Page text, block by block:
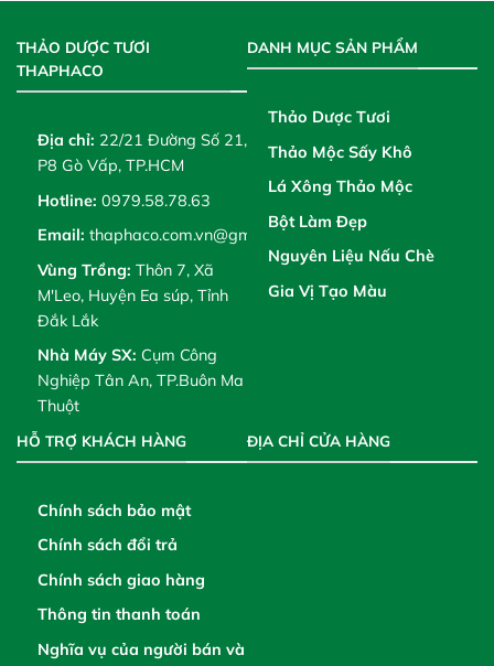
THẢO DƯỢC TƯƠI
THAPHACO
Địa chỉ: 22/21 Đường Số 21,
P8 Gò Vấp, TP.HCM
Hotline: 0979.58.78.63
Email: thaphaco.com.vn@gmail.com
Vùng Trồng: Thôn 7, Xã
M'Leo, Huyện Ea súp, Tỉnh
Đắk Lắk
Nhà Máy SX: Cụm Công
Nghiệp Tân An, TP.Buôn Ma
Thuột
DANH MỤC SẢN PHẨM
Thảo Dược Tươi
Thảo Mộc Sấy Khô
Lá Xông Thảo Mộc
Bột Làm Đẹp
Nguyên Liệu Nấu Chè
Gia Vị Tạo Màu
HỖ TRỢ KHÁCH HÀNG
Chính sách bảo mật
Chính sách đổi trả
Chính sách giao hàng
Thông tin thanh toán
Nghĩa vụ của người bán và
ĐỊA CHỈ CỬA HÀNG